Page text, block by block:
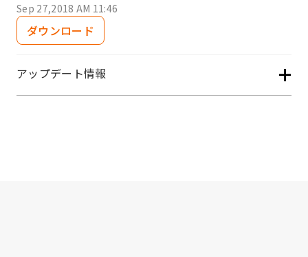
Sep 27,2018 AM 11:46
ダウンロード
アップデート情報 +